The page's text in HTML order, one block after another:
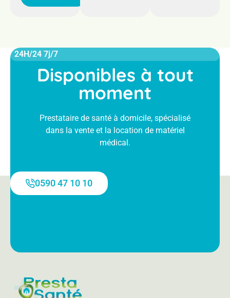
24H/24 7j/7
Disponibles à tout
moment
Prestataire de santé à domicile, spécialisé
dans la vente et la location de matériel
médical.
0590 47 10 10